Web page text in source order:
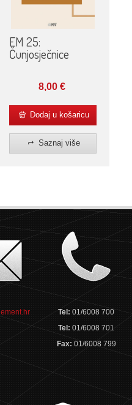
EM 25:
Čunjosječnice
8,00 €
Dodaj u košaricu
Saznaj više
Tel:01/6008 700
Tel:01/6008 701
Fax: 01/6008 799